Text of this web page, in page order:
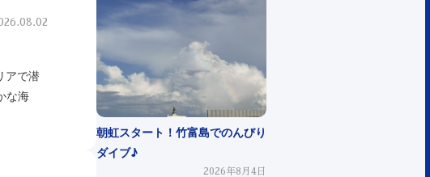
アで潜
な海
朝虹スタート！竹富島でのんびり
ダイブ♪
2026年8月4日